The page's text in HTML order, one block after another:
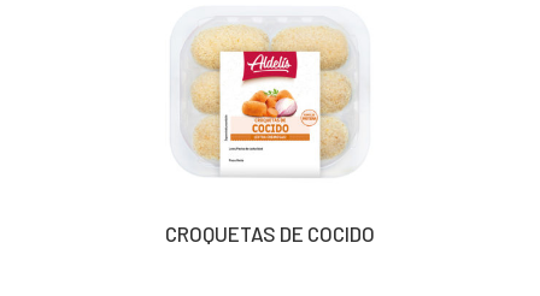
CROQUETAS DE COCIDO